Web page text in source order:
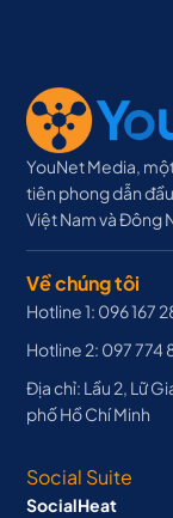
YouNet Media,
tiên phong dẫn
Việt Nam và Đông
Về chúng tôi
Hotline 1: 096 167
Hotline 2: 097 774
Địa chỉ: Lầu 2, Lữ
phố Hồ Chí Minh
Social Suite
SocialHeat